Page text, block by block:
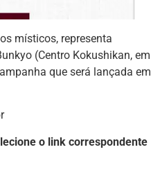
místicos, representa
(Centro Kokushikan, em
que será lançada em
o link correspondente